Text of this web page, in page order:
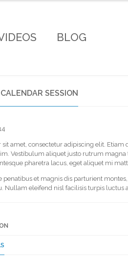
BLOG
SESSION
amet, consectetur adipiscing elit.
Vestibulum aliquet justo rutrum
pharetra lacus, eget aliquet mi
penatibus et magnis dis parturient
Nullam eleifend nisl facilisis turpis luctus a